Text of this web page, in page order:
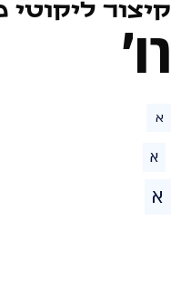
קיצור ליקוטי
רו׳
א
א
א